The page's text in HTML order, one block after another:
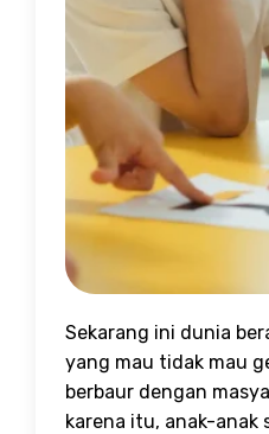
Sekarang ini dunia
yang mau tidak mau
berbaur dengan
karena itu, anak-anak